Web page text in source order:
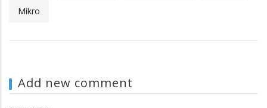
Mikro
Add new comment